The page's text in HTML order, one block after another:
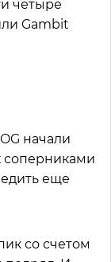
четыре
Gambit
начали
соперниками
еще
со счетом